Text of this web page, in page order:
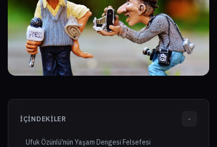
İÇINDEKILER -
Ufuk Özünlü'nün Yaşam Dengesi Felsefesi